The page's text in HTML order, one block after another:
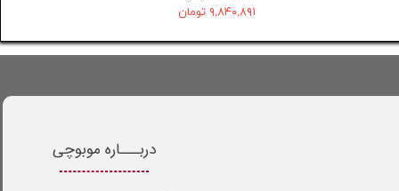
۹,۸۴۰,۸۹۱ تومان
دربـــاره موبوچی